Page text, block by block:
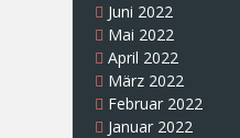
Juni 2022
Mai 2022
April 2022
März 2022
Februar 2022
Januar 2022